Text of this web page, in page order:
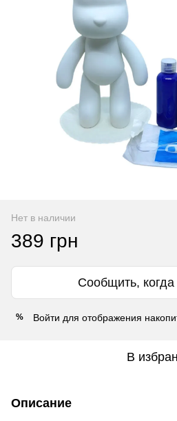
Нет в наличии
389 грн
Сообщить, когда
% Войти для отображения
В
Описание